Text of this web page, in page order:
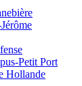
Petit Port
Hollande